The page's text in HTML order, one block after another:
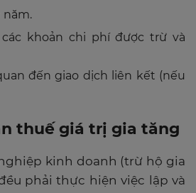
năm.
khoản chi phí được trừ và
đến giao dịch liên kết (nếu
thuế giá trị gia tăng
kinh doanh (trừ hộ gia
phải thực hiện việc lập và